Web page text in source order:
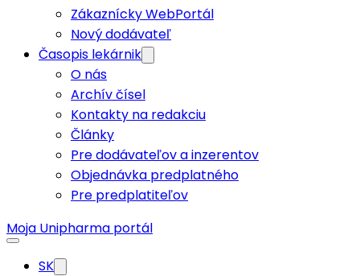
Zákaznícky WebPortál
Nový dodávateľ
Časopis lekárnik
O nás
Archív čísel
Kontakty na redakciu
Články
Pre dodávateľov a inzerentov
Objednávka predplatného
Pre predplatiteľov
Moja Unipharma portál
SK